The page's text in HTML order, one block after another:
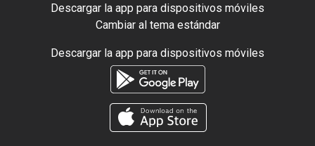
Descargar la app para dispositivos móviles
Cambiar al tema estándar
Descargar la app para dispositivos móviles